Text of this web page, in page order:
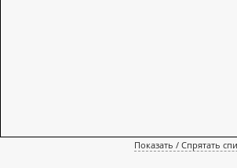
Показать / Спрятать